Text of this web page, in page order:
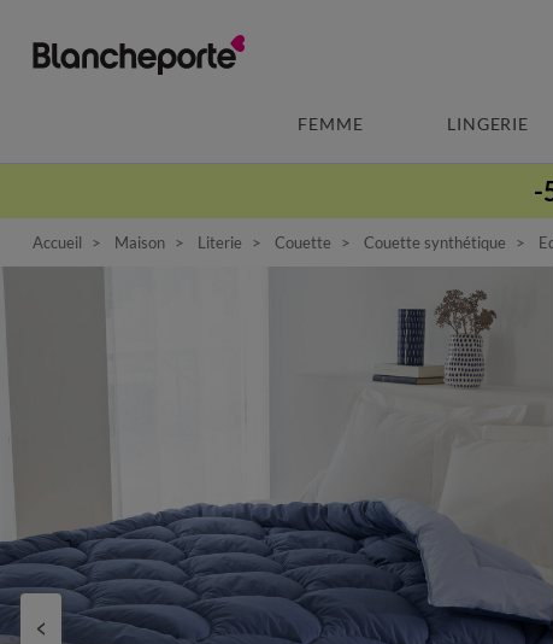
FEMME LINGERIE
-
Accueil Maison Literie Couette Couette synthétique